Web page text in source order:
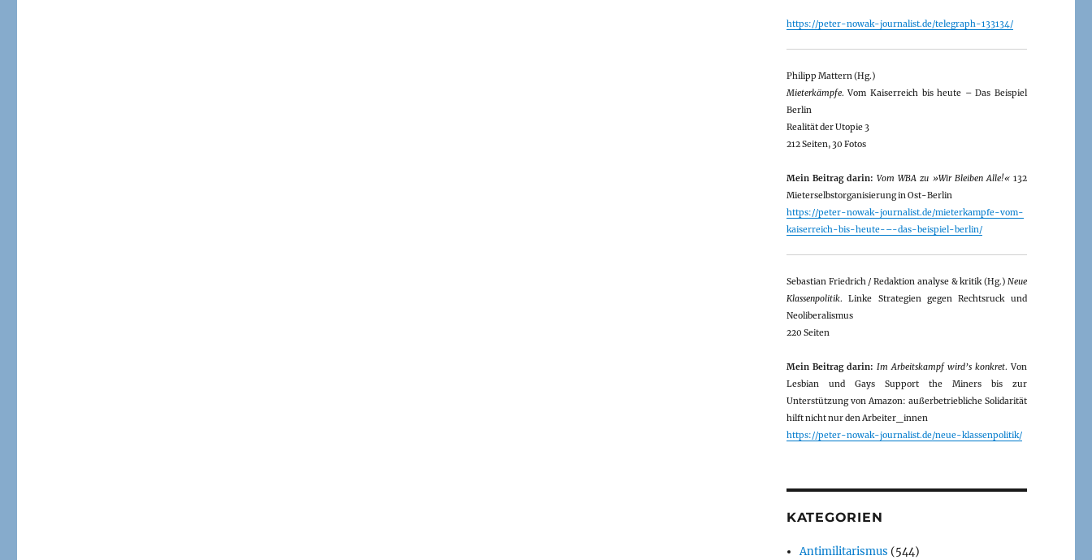
https://peter-nowak-journalist.de/telegraph-133134/
Philipp Mattern (Hg.)
Mieterkämpfe. Vom Kaiserreich bis heute – Das Beispiel
Berlin
Realität der Utopie 3
212 Seiten, 30 Fotos
Mein Beitrag darin: Vom WBA zu »Wir Bleiben Alle!«132
Mieterselbstorganisierung in Ost-Berlin
https://peter-nowak-journalist.de/mieterkampfe-vom-
kaiserreich-bis-heute-–-das-beispiel-berlin/
Sebastian Friedrich / Redaktion analyse & kritik (Hg.) Neue
Klassenpolitik. Linke Strategien gegen Rechtsruck und
Neoliberalismus
220 Seiten
Mein Beitrag darin: Im Arbeitskampf wird’s konkret. Von
Lesbian und Gays Support the Miners bis zur
Unterstützung von Amazon: außerbetriebliche Solidarität
hilft nicht nur den Arbeiter_innen
https://peter-nowak-journalist.de/neue-klassenpolitik/
KATEGORIEN
Antimilitarismus (544)